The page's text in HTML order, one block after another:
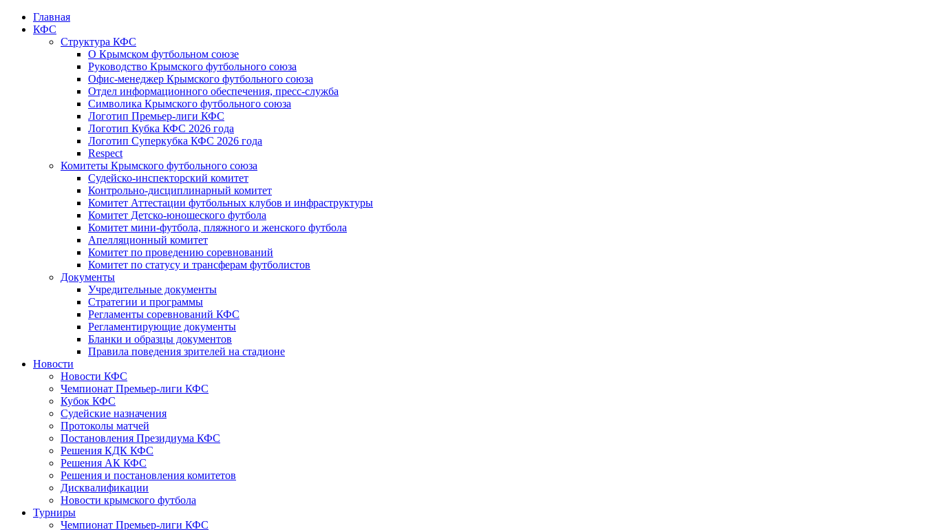
Главная
КФС
Структура КФС
О Крымском футбольном союзе
Руководство Крымского футбольного союза
Офис-менеджер Крымского футбольного союза
Отдел информационного обеспечения, пресс-служба
Символика Крымского футбольного союза
Логотип Премьер-лиги КФС
Логотип Кубка КФС 2026 года
Логотип Суперкубка КФС 2026 года
Respect
Комитеты Крымского футбольного союза
Судейско-инспекторский комитет
Контрольно-дисциплинарный комитет
Комитет Аттестации футбольных клубов и инфраструктуры
Комитет Детско-юношеского футбола
Комитет мини-футбола, пляжного и женского футбола
Апелляционный комитет
Комитет по проведению соревнований
Комитет по статусу и трансферам футболистов
Документы
Учредительные документы
Стратегии и программы
Регламенты соревнований КФС
Регламентирующие документы
Бланки и образцы документов
Правила поведения зрителей на стадионе
Новости
Новости КФС
Чемпионат Премьер-лиги КФС
Кубок КФС
Судейские назначения
Протоколы матчей
Постановления Президиума КФС
Решения КДК КФС
Решения АК КФС
Решения и постановления комитетов
Дисквалификации
Новости крымского футбола
Турниры
Чемпионат Премьер-лиги КФС